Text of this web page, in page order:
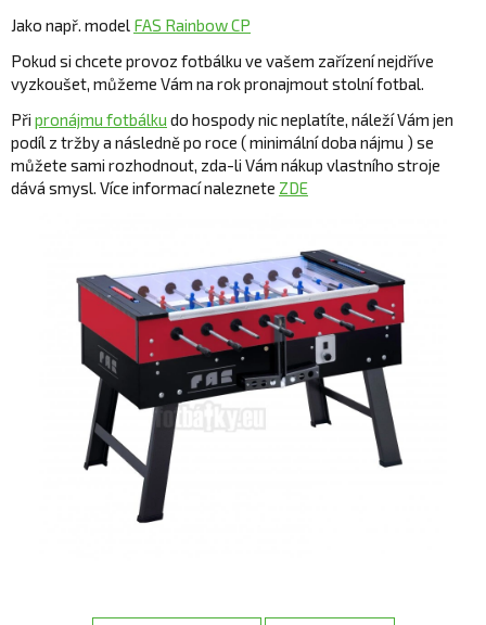
Jako např. model FAS Rainbow CP
Pokud si chcete provoz fotbálku ve vašem zařízení nejdříve
vyzkoušet, můžeme Vám na rok pronajmout stolní fotbal.
Při pronájmu fotbálku do hospody nic neplatíte, náleží Vám jen
podíl z tržby a následně po roce ( minimální doba nájmu ) se
můžete sami rozhodnout, zda-li Vám nákup vlastního stroje
dává smysl. Více informací naleznete ZDE